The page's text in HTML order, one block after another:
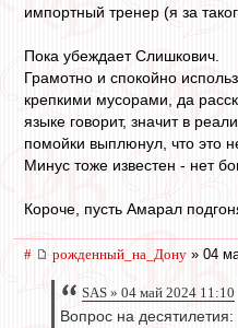
импортный тренер (я за
Пока убеждает Слишкович.
Грамотно и спокойно
крепкими мусорами, да
языке говорит, значит в
помойки выплюнул, что это
Минус тоже известен - нет
Короче, пусть Амарал
# рожденный_на_Дону » 04
SAS » 04 май 2024 11:10
Вопрос на десятилетия: